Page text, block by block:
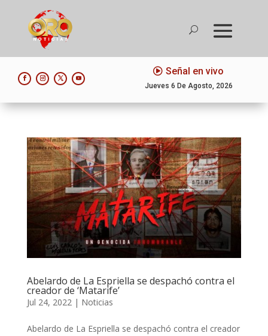
Señal en vivo
Jueves 6 De Agosto, 2026
Abelardo de La Espriella se despachó contra el
creador de ‘Matarife’
Jul 24, 2022| Noticias
Abelardo de La Espriella se despachó contra el creador